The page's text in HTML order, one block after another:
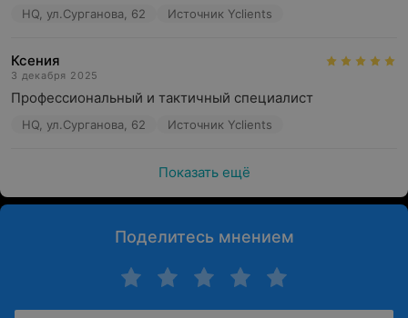
HQ, ул.Сурганова, 62 Источник Yclients
Ксения
3 декабря 2025
Профессиональный и тактичный специалист
HQ, ул.Сурганова, 62 Источник Yclients
Показать ещё
Поделитесь мнением